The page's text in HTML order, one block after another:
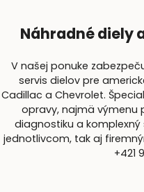
Náhradné diely
V našej ponuke
servis dielov pre
Cadillac a Chevrolet.
opravy, najmä výmenu
diagnostiku a komplexný
jednotlivcom, tak aj
+421